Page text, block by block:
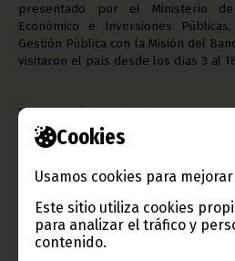
Cookies
Usamos cookies para
Este sitio utiliza cookies
para analizar el tráfico y
contenido.
presentado por el Ministerio de
Económico e Inversiones
Gestión Pública con la Misión del
visitaron el país desde los días 3 al
Texto:Patricio Meñe Micha Abeme
Oficina de Información y Prensa
Base InternetI)